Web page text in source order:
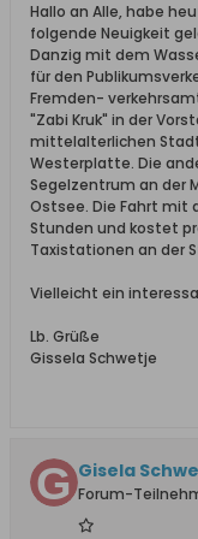
Hallo an Alle, habe
folgende Neuigkeit
Danzig mit dem
für den
Fremden-
"Zabi Kruk" in der
mittelalterlichen
Westerplatte. Die
Segelzentrum an der
Ostsee. Die Fahrt mit
Stunden und kostet
Taxistationen an der
Vielleicht ein
Lb. Grüße
Gissela Schwetje
Gisela
Forum-